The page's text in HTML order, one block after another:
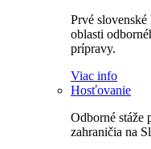
Prvé
oblasti
prípravy.
Viac info
Hosťovanie
Odborné stáže
zahraničia na